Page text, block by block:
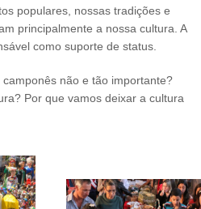
populares, nossas tradições e
principalmente a nossa cultura. A
como suporte de status.
não e tão importante?
Por que vamos deixar a cultura